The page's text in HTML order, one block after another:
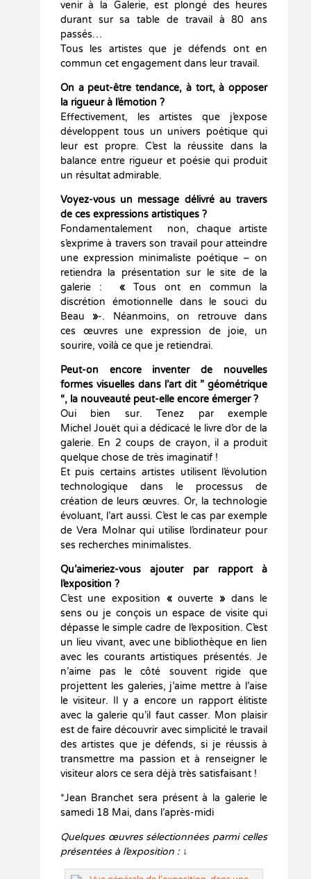
venir à la Galerie, est plongé des heures
durant sur sa table de travail à 80 ans
passés…
Tous les artistes que je défends ont en
commun cet engagement dans leur travail.
On a peut-être tendance, à tort, à opposer
la rigueur à l’émotion ?
Effectivement, les artistes que j’expose
développent tous un univers poétique qui
leur est propre. C’est la réussite dans la
balance entre rigueur et poésie qui produit
un résultat admirable.
Voyez-vous un message délivré au travers
de ces expressions artistiques ?
Fondamentalement non, chaque artiste
s’exprime à travers son travail pour atteindre
une expression minimaliste poétique – on
retiendra la présentation sur le site de la
galerie : «Tous ont en commun la
discrétion émotionnelle dans le souci du
Beau »-. Néanmoins, on retrouve dans
ces œuvres une expression de joie, un
sourire, voilà ce que je retiendrai.
Peut-on encore inventer de nouvelles
formes visuelles dans l’art dit ” géométrique
“, la nouveauté peut-elle encore émerger ?
Oui bien sur. Tenez par exemple
Michel Jouët qui a dédicacé le livre d’or de la
galerie. En 2 coups de crayon, il a produit
quelque chose de très imaginatif !
Et puis certains artistes utilisent l’évolution
technologique dans le processus de
création de leurs œuvres. Or, la technologie
évoluant, l’art aussi. C’est le cas par exemple
de Vera Molnar qui utilise l’ordinateur pour
ses recherches minimalistes.
Qu’aimeriez-vous ajouter par rapport à
l’exposition ?
C’est une exposition «ouverte »dans le
sens ou je conçois un espace de visite qui
dépasse le simple cadre de l’exposition. C’est
un lieu vivant, avec une bibliothèque en lien
avec les courants artistiques présentés. Je
n’aime pas le côté souvent rigide que
projettent les galeries, j’aime mettre à l’aise
le visiteur. Il y a encore un rapport élitiste
avec la galerie qu’il faut casser. Mon plaisir
est de faire découvrir avec simplicité le travail
des artistes que je défends, si je réussis à
transmettre ma passion et à renseigner le
visiteur alors ce sera déjà très satisfaisant !
*Jean Branchet sera présent à la galerie le
samedi 18 Mai, dans l’après-midi
Quelques œuvres sélectionnées parmi celles
présentées à l’exposition : ↓